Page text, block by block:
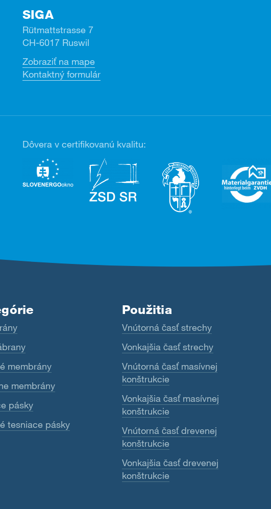
SIGA
Rütmattstrasse 7
CH-6017 Ruswil
Zobraziť na mape
Kontaktný formulár
Dôvera v certifikovanú kvalitu:
membrány
membrány
pásky
tesniace pásky
Použitia
Vnútorná časť strechy
Vonkajšia časť strechy
Vnútorná časť masívnej
konštrukcie
Vonkajšia časť masívnej
konštrukcie
Vnútorná časť drevenej
konštrukcie
Vonkajšia časť drevenej
konštrukcie